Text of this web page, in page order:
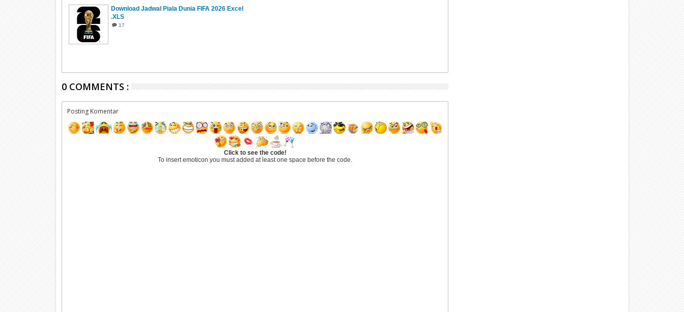
Download Jadwal Piala Dunia FIFA 2026 Excel
.XLS
17
0 COMMENTS :
Posting Komentar
Click to see the code!
To insert emoticon you must added at least one space before the code.